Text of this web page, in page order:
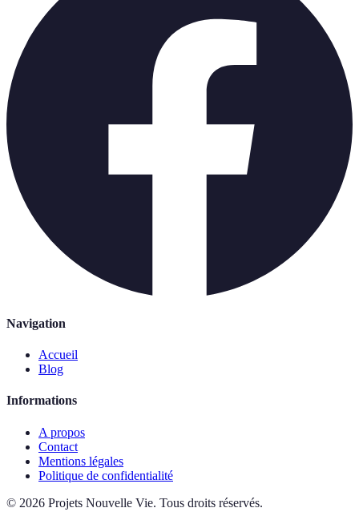
Navigation
Accueil
Blog
Informations
A propos
Contact
Mentions légales
Politique de confidentialité
© 2026 Projets Nouvelle Vie. Tous droits réservés.